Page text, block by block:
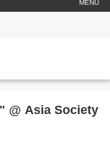
MENU
@ Asia Society